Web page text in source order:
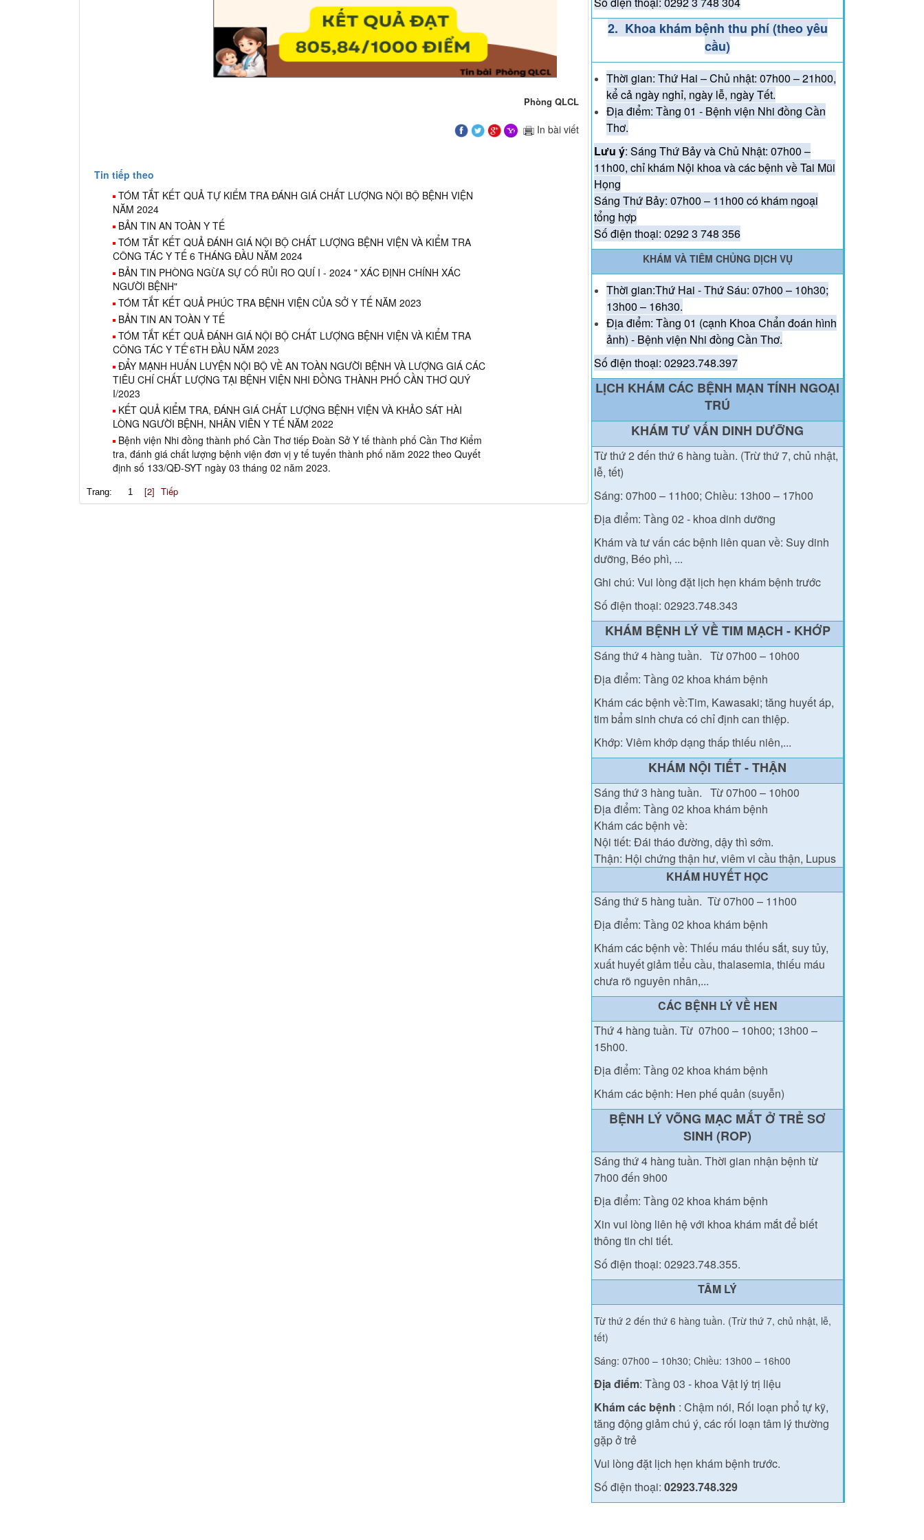
Phòng QLCL
In bài viết
Tin tiếp theo
TÓM TẮT KẾT QUẢ TỰ KIỂM TRA ĐÁNH GIÁ CHẤT LƯỢNG NỘI BỘ BỆNH VIỆN
NĂM 2024
BẢN TIN AN TOÀN Y TẾ
TÓM TẮT KẾT QUẢ ĐÁNH GIÁ NỘI BỘ CHẤT LƯỢNG BỆNH VIỆN VÀ KIỂM TRA
CÔNG TÁC Y TẾ 6 THÁNG ĐẦU NĂM 2024
BẢN TIN PHÒNG NGỪA SỰ CỐ RỦI RO QUÍ I - 2024 " XÁC ĐỊNH CHÍNH XÁC
NGƯỜI BỆNH"
TÓM TẮT KẾT QUẢ PHÚC TRA BỆNH VIỆN CỦA SỞ Y TẾ NĂM 2023
BẢN TIN AN TOÀN Y TẾ
TÓM TẮT KẾT QUẢ ĐÁNH GIÁ NỘI BỘ CHẤT LƯỢNG BỆNH VIỆN VÀ KIỂM TRA
CÔNG TÁC Y TẾ ̉6TH ĐẦU NĂM 2023
ĐẨY MẠNH HUẤN LUYỆN NỘI BỘ VỀ AN TOÀN NGƯỜI BỆNH VÀ LƯỢNG GIÁ CÁC
TIÊU CHÍ CHẤT LƯỢNG TẠI BỆNH VIỆN NHI ĐỒNG THÀNH PHỐ CẦN THƠ QUÝ
I/2023
KẾT QUẢ KIỂM TRA, ĐÁNH GIÁ CHẤT LƯỢNG BỆNH VIỆN VÀ KHẢO SÁT HÀI
LÒNG NGƯỜI BỆNH, NHÂN VIÊN Y TẾ NĂM 2022
Bệnh viện Nhi đồng thành phố Cần Thơ tiếp Đoàn Sở Y tế thành phố Cần Thơ Kiểm
tra, đánh giá chất lượng bệnh viện đơn vị y tế tuyến thành phố năm 2022 theo Quyết
định số 133/QĐ-SYT ngày 03 tháng 02 năm 2023.
Trang: 1 [2] Tiếp
ĐOÀN VIÊN THANH NIÊN BỆNH VIỆN NHI ĐỒNG
THÀNH PHỐ CẦN THƠ THAM GIA CÁC HOẠT ĐỘNG
KỶ NIỆM 79 NĂM NGÀY THƯƠNG BINH LIỆT SĨ
(27/7/1947 – 27/7/2026)
KẾT NỐI YÊU THƯƠNG – CHUNG TAY MANG
ĐẾN NHỮNG BƯỚC CHÂN KHỎE MẠNH CHO TRẺ
EM
2. Khoa khám bệnh thu phí (theo yêu
cầu)
Thời gian: Thứ Hai – Chủ nhật: 07h00 – 21h00,
kể cả ngày nghỉ, ngày lễ, ngày Tết.
Địa điểm: Tầng 01 - Bệnh viện Nhi đồng Cần
Thơ.
Lưu ý: Sáng Thứ Bảy và Chủ Nhật: 07h00 –
11h00, chỉ khám Nội khoa và các bệnh về Tai Mũi
Họng
Sáng Thứ Bảy: 07h00 – 11h00 có khám ngoại
tổng hợp
Số điện thoại: 0292 3 748 356
KHÁM VÀ TIÊM CHỦNG DỊCH VỤ
Thời gian:Thứ Hai - Thứ Sáu: 07h00 – 10h30;
13h00 – 16h30.
Địa điểm: Tầng 01 (cạnh Khoa Chẩn đoán hình
ảnh) - Bệnh viện Nhi đồng Cần Thơ.
Số điện thoại: 02923.748.397
LỊCH KHÁM CÁC BỆNH MẠN TÍNH NGOẠI
TRÚ
KHÁM TƯ VẤN DINH DƯỠNG
Từ thứ 2 đến thứ 6 hàng tuần. (Trừ thứ 7, chủ nhật,
lễ, tết)
Sáng: 07h00 – 11h00; Chiều: 13h00 – 17h00
Địa điểm: Tầng 02 - khoa dinh dưỡng
Khám và tư vấn các bệnh liên quan về: Suy dinh
dưỡng, Béo phì, ...
Ghi chú: Vui lòng đặt lịch hẹn khám bệnh trước
Số điện thoại: 02923.748.343
KHÁM BỆNH LÝ VỀ TIM MẠCH - KHỚP
Sáng thứ 4 hàng tuần. Từ 07h00 – 10h00
Địa điểm: Tầng 02 khoa khám bệnh
Khám các bệnh về:Tim, Kawasaki; tăng huyết áp,
tim bẩm sinh chưa có chỉ định can thiệp.
Khớp: Viêm khớp dạng thấp thiếu niên,...
KHÁM NỘI TIẾT - THẬN
Sáng thứ3 hàng tuần. Từ 07h00 – 10h00
Địa điểm: Tầng 02 khoa khám bệnh
Khám các bệnh về:
Nội tiết: Đái tháo đường, dậy thì sớm.
Thận: Hội chứng thận hư, viêm vi cầu thận, Lupus
KHÁM HUYẾT HỌC
Sáng thứ 5 hàng tuần. Từ 07h00 – 11h00
Địa điểm: Tầng 02 khoa khám bệnh
Khám các bệnh về: Thiếu máu thiếu sắt, suy tủy,
xuất huyết giảm tiểu cầu, thalasemia, thiếu máu
chưa rõ nguyên nhân,...
CÁC BỆNH LÝ VỀ HEN
Thứ 4 hàng tuần. Từ 07h00 – 10h00; 13h00 –
15h00.
Địa điểm: Tầng 02 khoa khám bệnh
Khám các bệnh: Hen phế quản (suyễn)
BỆNH LÝ VÕNG MẠC MẮT Ở TRẺ SƠ
SINH (ROP)
Sáng thứ 4 hàng tuần. Thời gian nhận bệnh từ
7h00 đến 9h00
Địa điểm: Tầng 02 khoa khám bệnh
Xin vui lòng liên hệ với khoa khám mắt để biết
thông tin chi tiết.
Số điện thoại: 02923.748.355.
TÂM LÝ
Từ thứ 2 đến thứ 6 hàng tuần. (Trừ thứ 7, chủ nhật, lễ,
tết)
Sáng: 07h00 – 10h30; Chiều: 13h00 – 16h00
Địa điểm: Tầng 03 - khoa Vật lý trị liệu
Khám các bệnh : Chậm nói, Rối loạn phổ tự kỹ,
tăng động giảm chú ý, các rối loạn tâm lý thường
gặp ở trẻ
Vui lòng đặt lịch hẹn khám bệnh trước.
Số điện thoại: 02923.748.329